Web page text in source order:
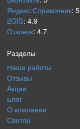
Яндекс.Справочник:5
2GIS:4.9
Отзовик:4.7
Разделы
Наши работы
Отзывы
Акции
Блог
О компании
Светло